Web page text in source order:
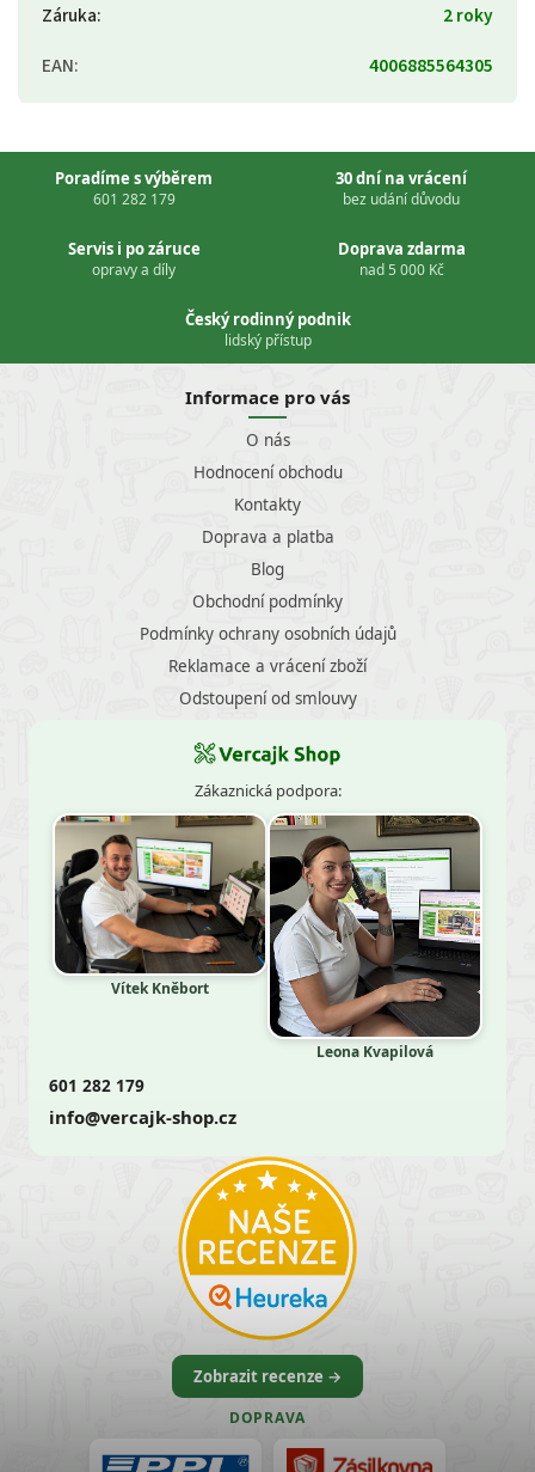
Záruka:
2 roky
EAN: 4006885564305
Poradíme s výběrem
601 282 179
30 dní na vrácení
bez udání důvodu
Servis i po záruce
opravy a díly
Doprava zdarma
nad 5 000 Kč
Český rodinný podnik
lidský přístup
Informace pro vás
O nás
Hodnocení obchodu
Kontakty
Doprava a platba
Blog
Obchodní podmínky
Podmínky ochrany osobních údajů
Reklamace a vrácení zboží
Odstoupení od smlouvy
Zákaznická podpora:
Vítek Kněbort
Leona Kvapilová
601 282 179
info@vercajk-shop.cz
Zobrazit recenze →
DOPRAVA